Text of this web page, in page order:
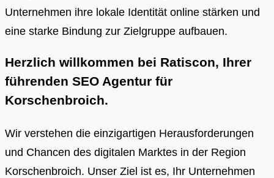
Unternehmen ihre lokale Identität online stärken und
eine starke Bindung zur Zielgruppe aufbauen.
Herzlich willkommen bei Ratiscon, Ihrer
führenden SEO Agentur für
Korschenbroich.
Wir verstehen die einzigartigen Herausforderungen
und Chancen des digitalen Marktes in der Region
Korschenbroich. Unser Ziel ist es, Ihr Unternehmen